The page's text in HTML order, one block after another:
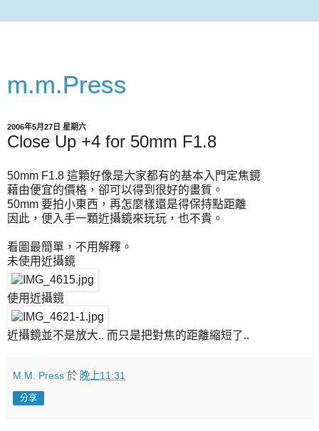
m.m.Press
2006年5月27日 星期六
Close Up +4 for 50mm F1.8
50mm F1.8 這顆好像是大家都有的基本入門定焦鏡
藉由便宜的價格，卻可以得到很好的畫質。
50mm 要拍小東西，再怎麼樣還是得保持點距離
因此，便入手一顆近攝鏡來玩玩，也不貴。
看圖最簡單，不用解釋。
未使用近攝鏡
使用近攝鏡
近攝鏡並不是放大.. 而只是把對焦的距離縮短了..
M.M. Press 於 晚上11:31
分享